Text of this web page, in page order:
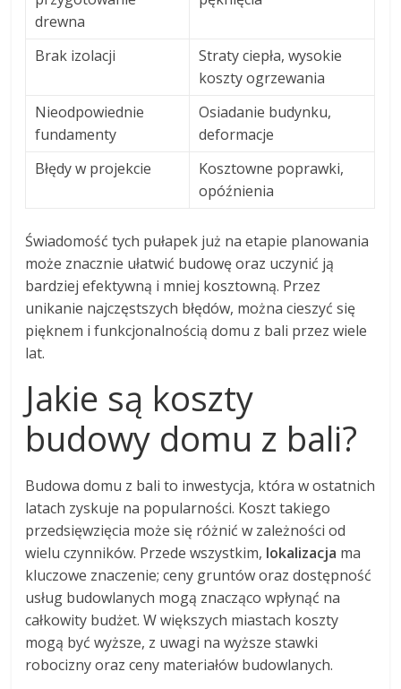
drewna
Brak izolacji
Straty ciepła, wysokie
koszty ogrzewania
Nieodpowiednie
fundamenty
Osiadanie budynku,
deformacje
Błędy w projekcie
Kosztowne poprawki,
opóźnienia
Świadomość tych pułapek już na etapie planowania
może znacznie ułatwić budowę oraz uczynić ją
bardziej efektywną i mniej kosztowną. Przez
unikanie najczęstszych błędów, można cieszyć się
pięknem i funkcjonalnością domu z bali przez wiele
lat.
Jakie są koszty
budowy domu z bali?
Budowa domu z bali to inwestycja, która w ostatnich
latach zyskuje na popularności. Koszt takiego
przedsięwzięcia może się różnić w zależności od
wielu czynników. Przede wszystkim, lokalizacja ma
kluczowe znaczenie; ceny gruntów oraz dostępność
usług budowlanych mogą znacząco wpłynąć na
całkowity budżet. W większych miastach koszty
mogą być wyższe, z uwagi na wyższe stawki
robocizny oraz ceny materiałów budowlanych.